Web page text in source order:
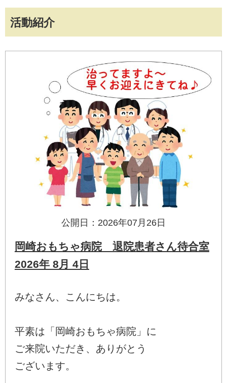
活動紹介
公開日：2026年07月26日
岡崎おもちゃ病院 退院患者さん待合室
2026年 8月 4日
みなさん、こんにちは。
平素は「岡崎おもちゃ病院」に
ご来院いただき、ありがとう
ございます。